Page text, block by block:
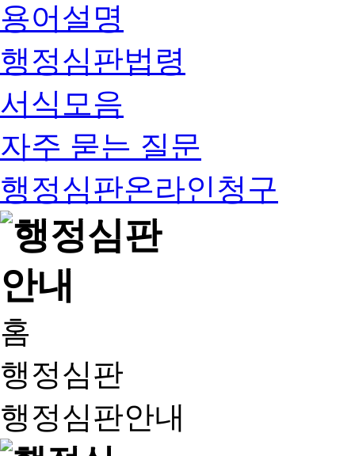
용어설명
행정심판법령
서식모음
자주 묻는 질문
행정심판온라인청구
홈
행정심판
행정심판안내